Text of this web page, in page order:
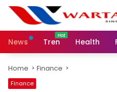
Skip
content
News
Tren Health
Home Finance
Finance